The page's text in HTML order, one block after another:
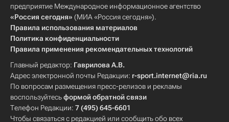
предприятие Международное информационное агентство
«Россия сегодня» (МИА «Россия сегодня»).
Правила использования материалов
Политика конфиденциальности
Правила применения рекомендательных технологий
Главный редактор: Гаврилова А.В.
Адрес электронной почты Редакции: r-sport.internet@ria.ru
По вопросам размещения пресс-релизов и рекламы
воспользуйтесьформой обратной связи
Телефон Редакции: 7 (495) 645-6601
Чтобы связаться с редакцией или сообщить обо всех